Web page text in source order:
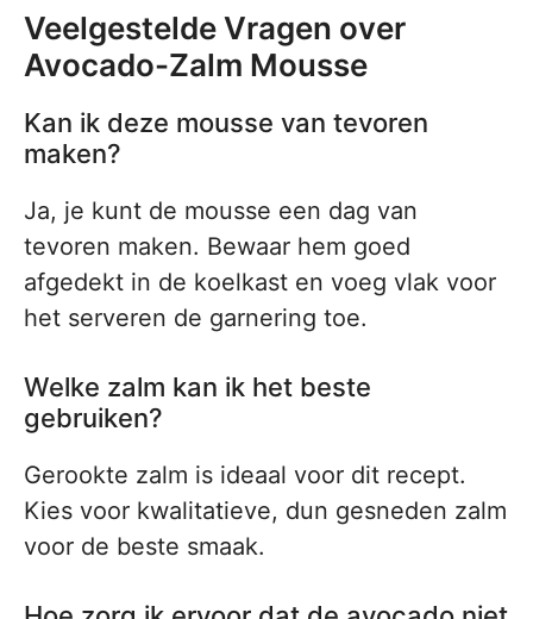
Veelgestelde Vragen over
Avocado-Zalm Mousse
Kan ik deze mousse van tevoren
maken?
Ja, je kunt de mousse een dag van
tevoren maken. Bewaar hem goed
afgedekt in de koelkast en voeg vlak voor
het serveren de garnering toe.
Welke zalm kan ik het beste
gebruiken?
Gerookte zalm is ideaal voor dit recept.
Kies voor kwalitatieve, dun gesneden zalm
voor de beste smaak.